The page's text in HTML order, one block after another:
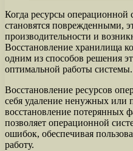
Когда ресурсы
становятся поврежденными,
производительности и
Восстановление хранилища
одним из способов решения
оптимальной работы системы.
Восстановление ресурсов
себя удаление ненужных или
восстановление потерянных
позволяет операционной
ошибок, обеспечивая
работу.